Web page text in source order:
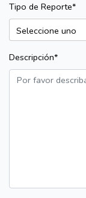
Tipo de Reporte*
Descripción*